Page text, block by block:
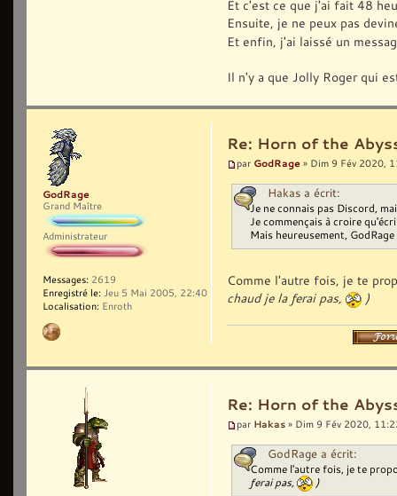
Et c'est ce que j'ai fait 48
Ensuite, je ne peux pas
Et enfin, j'ai laissé un
Il n'y a que Jolly Roger qui
Re: Horn of the
par GodRage » Dim 9 Fév 2020,
Hakas a écrit:
Je ne connais pas Discord,
Je commençais à croire
Mais heureusement,
Comme l'autre fois, je te
chaud je la ferai pas,
)
GodRage
Grand Maître
Administrateur
Messages: 2619
Enregistré le: Jeu 5 Mai 2005, 22:40
Localisation: Enroth
Re: Horn of the
par Hakas » Dim 9 Fév 2020,
GodRage a écrit:
Comme l'autre fois, je te
ferai pas,
)